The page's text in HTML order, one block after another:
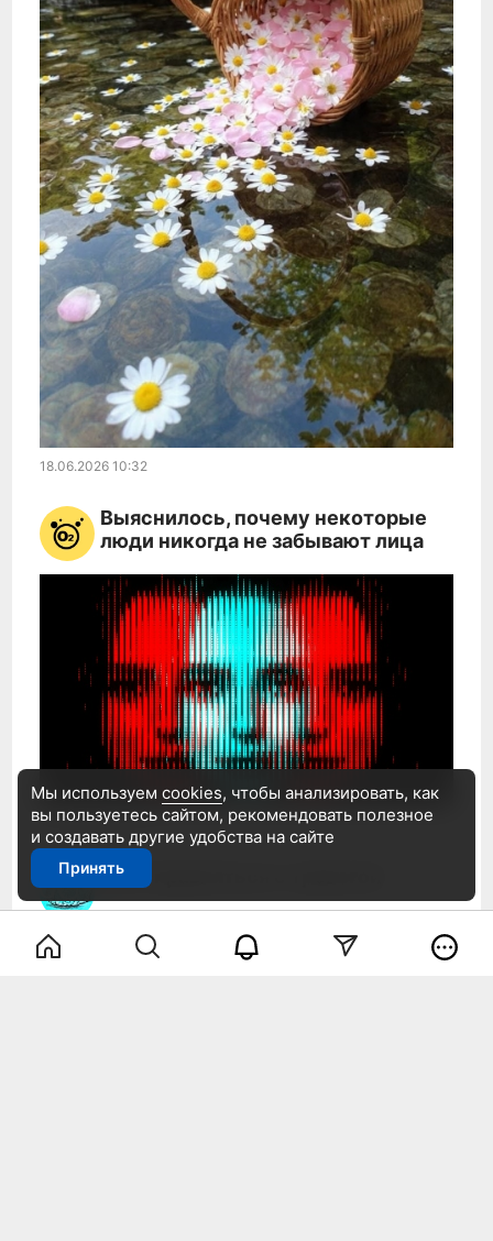
18.06.2026 10:32
Выяснилось, почему некоторые
люди никогда не забывают лица
15.06.2026 10:08
Как справляться с тревогой
Мы используем cookies, чтобы анализировать, как
вы пользуетесь сайтом, рекомендовать полезное
и создавать другие удобства на сайте
Принять